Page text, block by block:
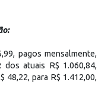
pagos mensalmente,
atuais R$ 1.060,84,
48,22, para R$ 1.412,00,